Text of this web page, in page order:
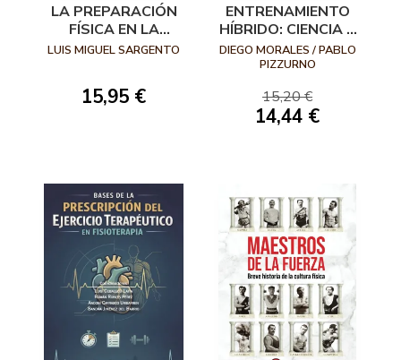
LA PREPARACIÓN
FÍSICA EN LA
TAUROMAQUIA
LUIS MIGUEL SARGENTO
15,95 €
ENTRENAMIENTO
HÍBRIDO: CIENCIA Y
PRÁCTICA
APLICADA A
ATLETAS
HÍBRIDOS
DIEGO MORALES / PABLO
PIZZURNO
15,20 €
14,44 €